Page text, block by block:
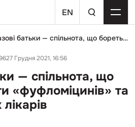
EN
Доказові батьки — спільнота, що бореться проти «фуфломіцинів» та корумпованих лікарів
Грудня 2021, 16:56
— спільнота, що
«фуфломіцинів» та